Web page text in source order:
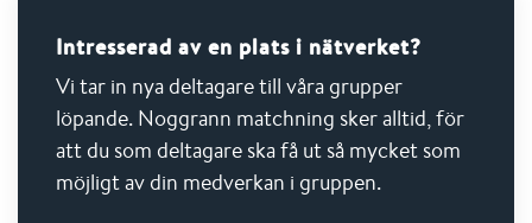
Intresserad av en plats i nätverket?
Vi tar in nya deltagare till våra grupper
löpande. Noggrann matchning sker alltid, för
att du som deltagare ska få ut så mycket som
möjligt av din medverkan i gruppen.